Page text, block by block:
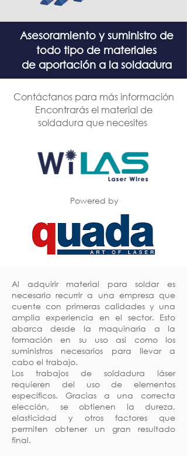
Asesoramiento y suministro de
todo tipo de materiales
de aportación a la soldadura
Contáctanos para más información
Encontrarás el material de
soldadura que necesites
Powered by
Al adquirir material para soldar es
necesario recurrir a una empresa que
cuente con primeras calidades y una
amplia experiencia en el sector. Esto
abarca desde la maquinaria a la
formación en su uso así como los
suministros necesarios para llevar a
cabo el trabajo.
Los trabajos de soldadura láser
requieren del uso de elementos
específicos. Gracias a una correcta
elección, se obtienen la dureza,
elasticidad y otros factores que
permiten obtener un gran resultado
final.